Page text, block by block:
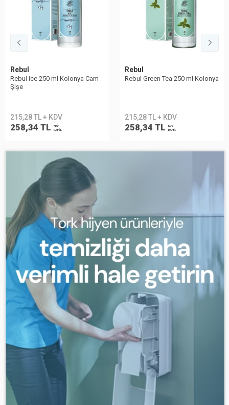
Rebul
Rebul Ice 250 ml Kolonya Cam
Şişe
215,28 TL + KDV
258,34 TL
KDV
DAHİL
Rebul
Rebul Green Tea 250 ml Kolonya
215,28 TL + KDV
258,34 TL
KDV
DAHİL